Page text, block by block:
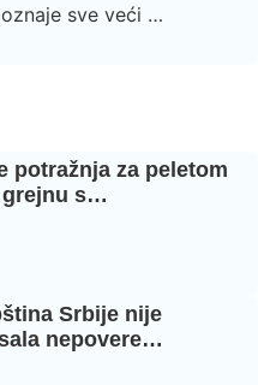
sve veći …
potražnja za peletom
grejnu s…
Srbije nije
nepovere…